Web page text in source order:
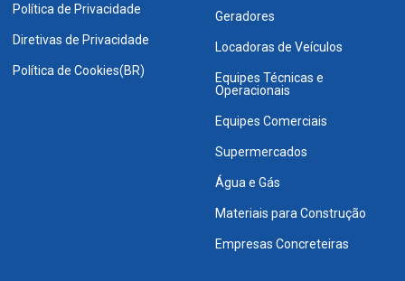
Política de Privacidade
Diretivas de Privacidade
Política de Cookies(BR)
Geradores
Locadoras de Veículos
Equipes Técnicas e
Operacionais
Equipes Comerciais
Supermercados
Água e Gás
Materiais para Construção
Empresas Concreteiras